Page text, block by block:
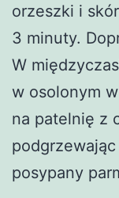
orzeszki i
3 minuty.
W
w osolonym
na patelnię z
posypany